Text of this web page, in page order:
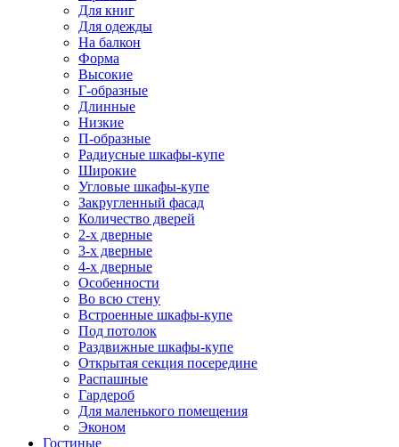
Для книг
Для одежды
На балкон
Форма
Высокие
Г-образные
Длинные
Низкие
П-образные
Радиусные шкафы-купе
Широкие
Угловые шкафы-купе
Закругленный фасад
Количество дверей
2-х дверные
3-х дверные
4-х дверные
Особенности
Во всю стену
Встроенные шкафы-купе
Под потолок
Раздвижные шкафы-купе
Открытая секция посередине
Распашные
Гардероб
Для маленького помещения
Эконом
Гостиные